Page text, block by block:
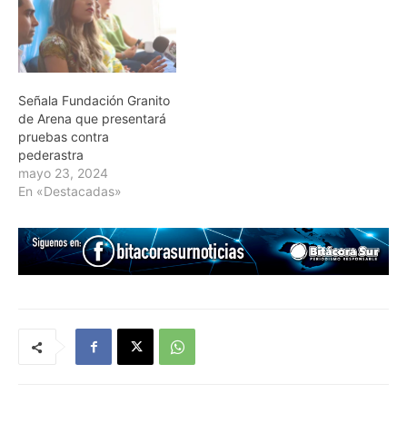
Señala Fundación Granito
de Arena que presentará
pruebas contra
pederastra
mayo 23, 2024
En «Destacadas»